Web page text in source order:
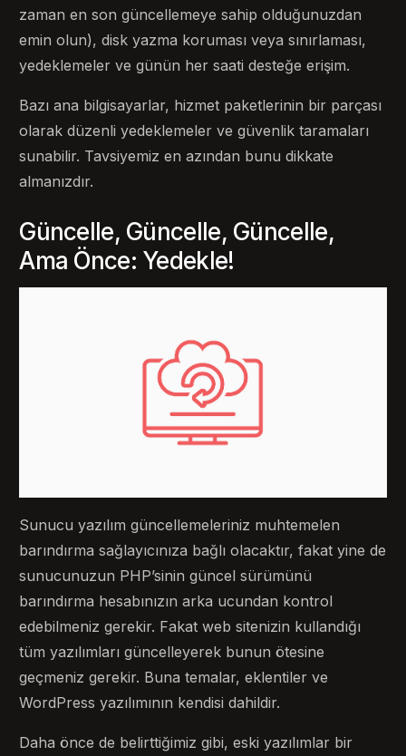
zaman en son güncellemeye sahip olduğunuzdan
emin olun), disk yazma koruması veya sınırlaması,
yedeklemeler ve günün her saati desteğe erişim.
Bazı ana bilgisayarlar, hizmet paketlerinin bir parçası
olarak düzenli yedeklemeler ve güvenlik taramaları
sunabilir. Tavsiyemiz en azından bunu dikkate
almanızdır.
Güncelle, Güncelle, Güncelle,
Ama Önce: Yedekle!
Sunucu yazılım güncellemeleriniz muhtemelen
barındırma sağlayıcınıza bağlı olacaktır, fakat yine de
sunucunuzun PHP’sinin güncel sürümünü
barındırma hesabınızın arka ucundan kontrol
edebilmeniz gerekir. Fakat web sitenizin kullandığı
tüm yazılımları güncelleyerek bunun ötesine
geçmeniz gerekir. Buna temalar, eklentiler ve
WordPress yazılımının kendisi dahildir.
Daha önce de belirttiğimiz gibi, eski yazılımlar bir